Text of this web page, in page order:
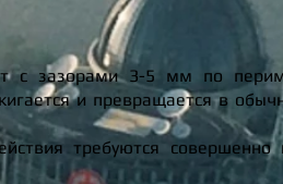
с зазорами 3-5 мм по
и превращается в
требуются совершенно